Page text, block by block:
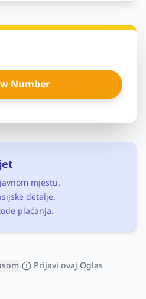
Number
mjestu.
detalje.
plaćanja.
• Prijavi ovaj Oglas